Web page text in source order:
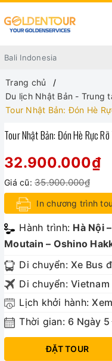
Trang chủ
Du lịch Nhật Bản - Trung
Tour Nhật Bản: Đón Hè
Tour Nhật Bản: Đón Hè Rực
32.900.000₫
Giá cũ: 35.900.000₫
In chương trình
Hành trình: Hà Nội
Moutain – Oshino
Di chuyển: Xe Bus
Di chuyển:
Lịch khởi hành:
Thời gian: 6 Ngày
ĐẶT TOUR